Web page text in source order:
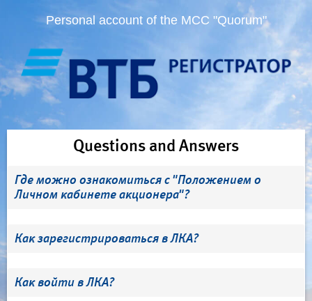
Personal account of the MCC "Quorum"
Questions and Answers
Где можно ознакомиться с "Положением о
Личном кабинете акционера"?
Как зарегистрироваться в ЛКА?
Как войти в ЛКА?